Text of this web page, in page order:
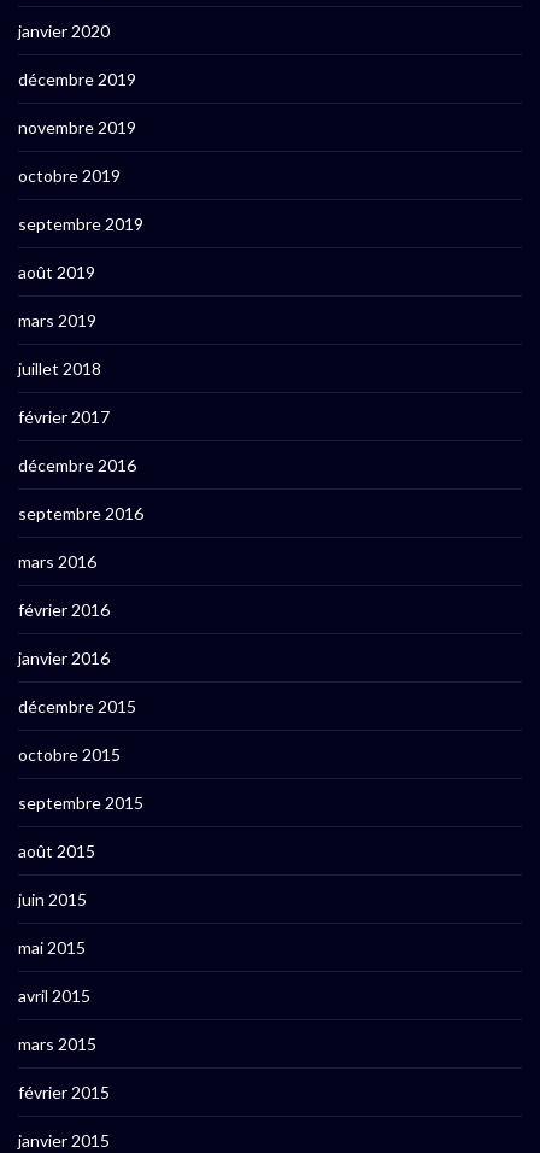
janvier 2020
décembre 2019
novembre 2019
octobre 2019
septembre 2019
août 2019
mars 2019
juillet 2018
février 2017
décembre 2016
septembre 2016
mars 2016
février 2016
janvier 2016
décembre 2015
octobre 2015
septembre 2015
août 2015
juin 2015
mai 2015
avril 2015
mars 2015
février 2015
janvier 2015